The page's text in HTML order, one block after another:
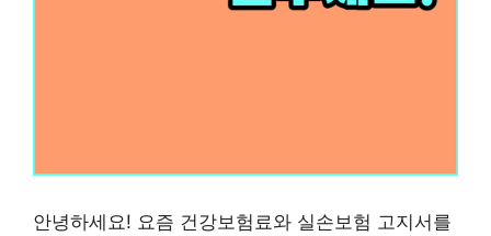
안녕하세요! 요즘 건강보험료와 실손보험 고지서를